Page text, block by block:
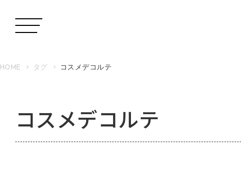
HOME タグ コスメデコルテ
コスメデコルテ